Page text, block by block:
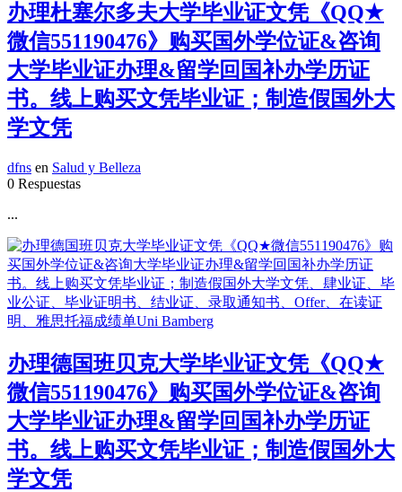
办理杜塞尔多夫大学毕业证文凭《QQ★
微信551190476》购买国外学位证&咨询
大学毕业证办理&留学回国补办学历证
书。线上购买文凭毕业证；制造假国外大
学文凭
dfns en Salud y Belleza
0 Respuestas
...
办理德国班贝克大学毕业证文凭《QQ★
微信551190476》购买国外学位证&咨询
大学毕业证办理&留学回国补办学历证
书。线上购买文凭毕业证；制造假国外大
学文凭